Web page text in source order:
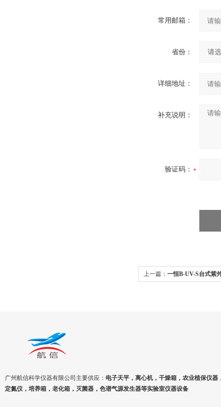
常用邮箱：
省份：
详细地址：
补充说明：
验证码：
上一篇： 一恒B-UV-S台式紫
广州航信科学仪器有限公司主要供应： 电子天平，离心机，干燥箱，农业植保仪器
定氮仪，培养箱，老化箱，灭菌器，色谱气源发生器等实验室仪器设备